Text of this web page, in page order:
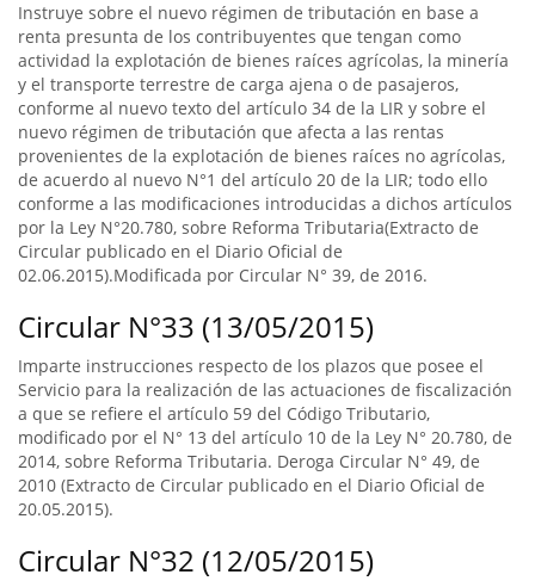
Instruye sobre el nuevo régimen de tributación en base a
renta presunta de los contribuyentes que tengan como
actividad la explotación de bienes raíces agrícolas, la minería
y el transporte terrestre de carga ajena o de pasajeros,
conforme al nuevo texto del artículo 34 de la LIR y sobre el
nuevo régimen de tributación que afecta a las rentas
provenientes de la explotación de bienes raíces no agrícolas,
de acuerdo al nuevo N°1 del artículo 20 de la LIR; todo ello
conforme a las modificaciones introducidas a dichos artículos
por la Ley N°20.780, sobre Reforma Tributaria(Extracto de
Circular publicado en el Diario Oficial de
02.06.2015).Modificada por Circular N° 39, de 2016.
Circular N°33 (13/05/2015)
Imparte instrucciones respecto de los plazos que posee el
Servicio para la realización de las actuaciones de fiscalización
a que se refiere el artículo 59 del Código Tributario,
modificado por el N° 13 del artículo 10 de la Ley N° 20.780, de
2014, sobre Reforma Tributaria. Deroga Circular N° 49, de
2010 (Extracto de Circular publicado en el Diario Oficial de
20.05.2015).
Circular N°32 (12/05/2015)